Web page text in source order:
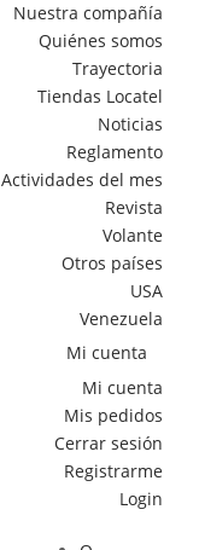
Nuestra compañía
Quiénes somos
Trayectoria
Tiendas Locatel
Noticias
Reglamento
Actividades del mes
Revista
Volante
Otros países
USA
Venezuela
Mi cuenta
Mi cuenta
Mis pedidos
Cerrar sesión
Registrarme
Login